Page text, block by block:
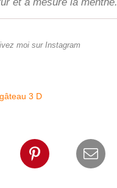
moi sur Instagram
3 D